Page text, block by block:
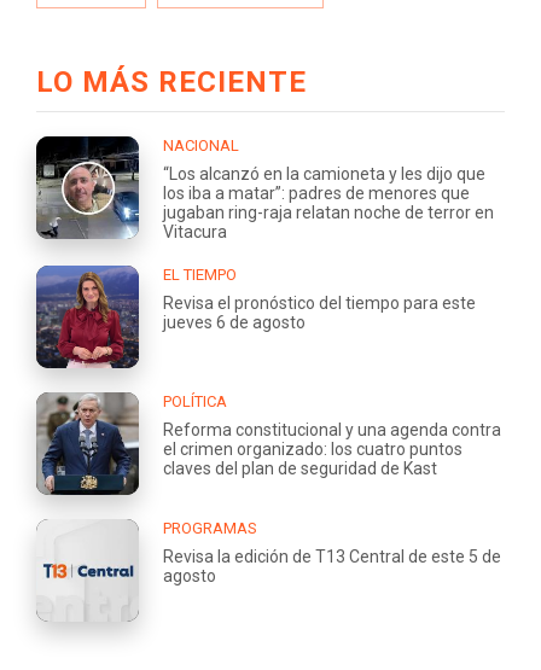
LO MÁS RECIENTE
NACIONAL
“Los alcanzó en la camioneta y les dijo que
los iba a matar”: padres de menores que
jugaban ring-raja relatan noche de terror en
Vitacura
EL TIEMPO
Revisa el pronóstico del tiempo para este
jueves 6 de agosto
POLÍTICA
Reforma constitucional y una agenda contra
el crimen organizado: los cuatro puntos
claves del plan de seguridad de Kast
PROGRAMAS
Revisa la edición de T13 Central de este 5 de
agosto